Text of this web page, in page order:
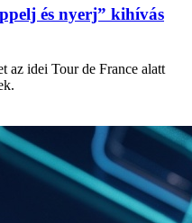
és nyerj” kihívás
az idei Tour de France alatt